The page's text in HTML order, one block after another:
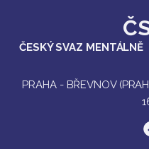
ČESKÝ SVAZ
PRAHA - BŘEVNOV